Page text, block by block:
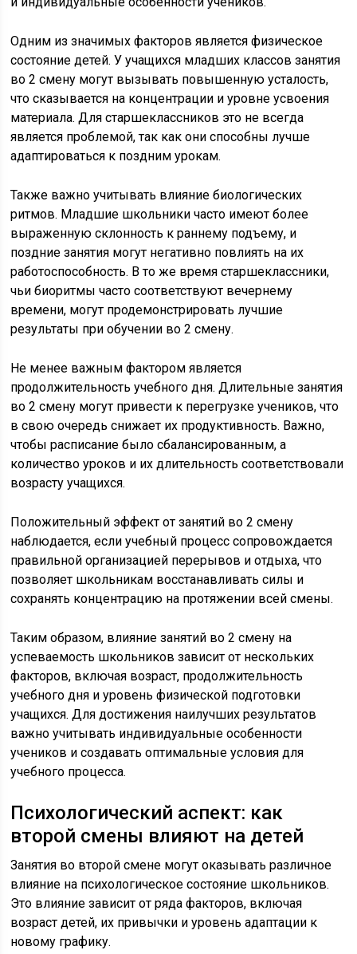
Одним из значимых факторов является физическое
состояние детей. У учащихся младших классов занятия
во 2 смену могут вызывать повышенную усталость,
что сказывается на концентрации и уровне усвоения
материала. Для старшеклассников это не всегда
является проблемой, так как они способны лучше
адаптироваться к поздним урокам.
Также важно учитывать влияние биологических
ритмов. Младшие школьники часто имеют более
выраженную склонность к раннему подъему, и
поздние занятия могут негативно повлиять на их
работоспособность. В то же время старшеклассники,
чьи биоритмы часто соответствуют вечернему
времени, могут продемонстрировать лучшие
результаты при обучении во 2 смену.
Не менее важным фактором является
продолжительность учебного дня. Длительные занятия
во 2 смену могут привести к перегрузке учеников, что
в свою очередь снижает их продуктивность. Важно,
чтобы расписание было сбалансированным, а
количество уроков и их длительность соответствовали
возрасту учащихся.
Положительный эффект от занятий во 2 смену
наблюдается, если учебный процесс сопровождается
правильной организацией перерывов и отдыха, что
позволяет школьникам восстанавливать силы и
сохранять концентрацию на протяжении всей смены.
Таким образом, влияние занятий во 2 смену на
успеваемость школьников зависит от нескольких
факторов, включая возраст, продолжительность
учебного дня и уровень физической подготовки
учащихся. Для достижения наилучших результатов
важно учитывать индивидуальные особенности
учеников и создавать оптимальные условия для
учебного процесса.
Психологический аспект: как
второй смены влияют на детей
Занятия во второй смене могут оказывать различное
влияние на психологическое состояние школьников.
Это влияние зависит от ряда факторов, включая
возраст детей, их привычки и уровень адаптации к
новому графику.